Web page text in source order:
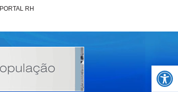
Abrir
PORTAL RH